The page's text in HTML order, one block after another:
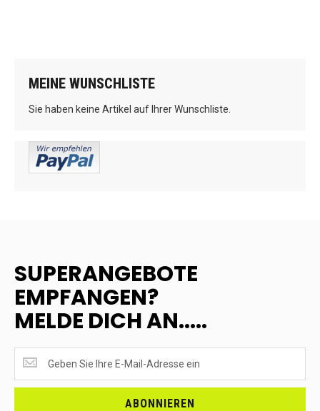
MEINE WUNSCHLISTE
Sie haben keine Artikel auf Ihrer Wunschliste.
SUPERANGEBOTE
EMPFANGEN?
MELDE DICH AN.....
EMPFANGEN?
<br>MELDE
ABONNIEREN